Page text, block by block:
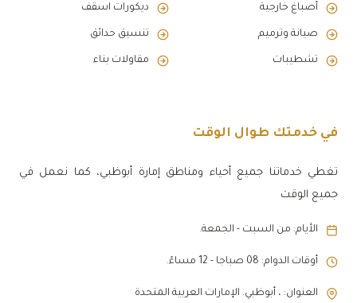
أصباغ خارجية ديكورات اسقف
صيانة وترميم تنسيق حدائق
تشطيبات مقاولات بناء
في خدمتك طوال الوقت
تغطي خدماتنا جميع أحياء ومناطق إمارة أبوظبي، كما نعمل في
جميع الوقت
الأيام: من السبت - الجمعة.
أوقات الدوام: 08 صباجا - 12 مساءً.
العنوان: ، أبوظبي. الإمارات العربية المتحدة